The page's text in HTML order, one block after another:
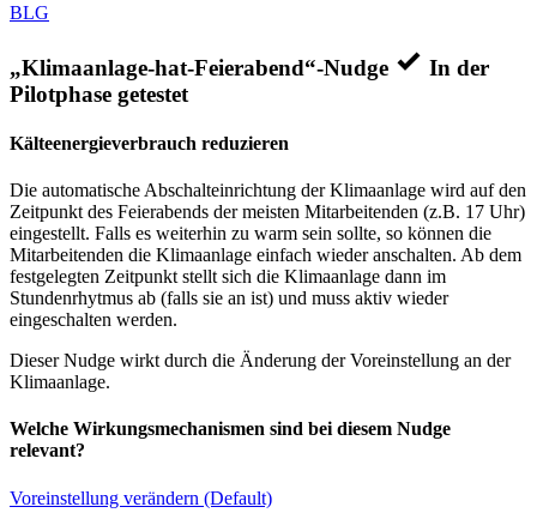
BLG
„Klimaanlage-hat-Feierabend“-Nudge
In der
Pilotphase getestet
Kälteenergieverbrauch reduzieren
Die automatische Abschalteinrichtung der Klimaanlage wird auf den
Zeitpunkt des Feierabends der meisten Mitarbeitenden (z.B. 17 Uhr)
eingestellt. Falls es weiterhin zu warm sein sollte, so können die
Mitarbeitenden die Klimaanlage einfach wieder anschalten. Ab dem
festgelegten Zeitpunkt stellt sich die Klimaanlage dann im
Stundenrhytmus ab (falls sie an ist) und muss aktiv wieder
eingeschalten werden.
Dieser Nudge wirkt durch die Änderung der Voreinstellung an der
Klimaanlage.
Welche Wirkungsmechanismen sind bei diesem Nudge
relevant?
Voreinstellung verändern (Default)